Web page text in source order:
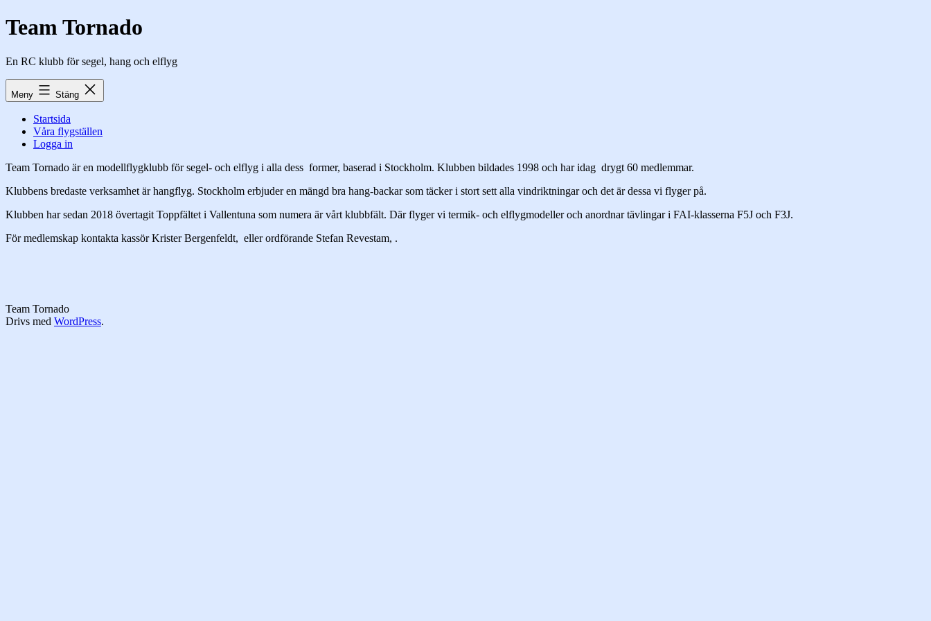
Hoppa
till
Team Tornado
En RC klubb för segel, hang och elflyg
Meny Stäng
Startsida
Våra flygställen
Logga in
Team Tornado är en modellflygklubb för segel- och elflyg i alla dess former, baserad i Stockholm. Klubben bildades 1998 och har idag drygt 60 medlemmar.
Klubbens bredaste verksamhet är hangflyg. Stockholm erbjuder en mängd bra hang-backar som täcker i stort sett alla vindriktningar och det är dessa vi flyger på.
Klubben har sedan 2018 övertagit Toppfältet i Vallentuna som numera är vårt klubbfält. Där flyger vi termik- och elflygmodeller och anordnar tävlingar i FAI-klasserna F5J och F3J.
För medlemskap kontakta kassör Krister Bergenfeldt, eller ordförande Stefan Revestam, .
Team Tornado
Drivs med WordPress.